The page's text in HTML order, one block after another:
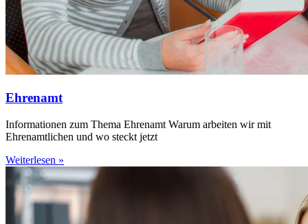
Ehrenamt
Informationen zum Thema Ehrenamt Warum arbeiten wir mit
Ehrenamtlichen und wo steckt jetzt
Weiterlesen »